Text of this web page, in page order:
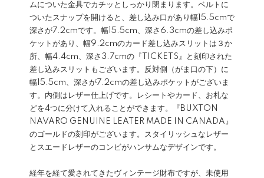
ムについた金具でカチッとしっかり閉まります。ベルトに
ついたスナップを開けると、差し込み口があり幅15.5cmで
深さが7.2cmです。幅15.5cm、深さ6.3cmの差し込みポ
ケットがあり、幅9.2cmのカード差し込みスリットは３か
所、幅4.4cm、深さ3.7cmの『TICKETS』と刻印された
差し込みスリットもございます。反対側（がま口の下）に
幅15.5cm、深さが7.2cmの差し込みポケットがございま
す。内側はレザー仕上げです。レシートやカード、お札な
どを4つに分けて入れることができます。『BUXTON
NAVARO GENUINE LEATER MADE IN CANADA』
のゴールドの刻印がございます。スタイリッシュなレザー
とスエードレザーのコンビがハンサムなデザインです。
経年を経て愛されてきたヴィンテージ財布ですが、未使用